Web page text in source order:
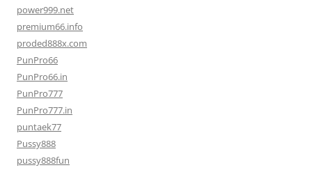
power999.net
premium66.info
proded888x.com
PunPro66
PunPro66.in
PunPro777
PunPro777.in
puntaek77
Pussy888
pussy888fun